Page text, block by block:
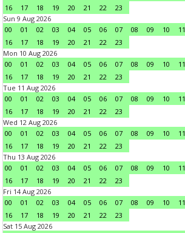
16
17 18 19 20 21 22
23
Sun 9 Aug 2026
00
01 02 03 04 05 06 07 08 09 10 11
16
17 18 19 20 21 22
23
Mon 10 Aug 2026
00
01 02 03 04 05 06 07 08 09 10 11
16
17 18 19 20 21 22
23
Tue 11 Aug 2026
00
01 02 03 04 05 06 07 08 09 10 11
16
17 18 19 20 21 22
23
Wed 12 Aug 2026
00
01 02 03 04 05 06 07 08 09 10 11
16
17 18 19 20 21 22
23
Thu 13 Aug 2026
00
01 02 03 04 05 06 07 08 09 10 11
16
17 18 19 20 21 22
23
Fri 14 Aug 2026
00
01 02 03 04 05 06 07 08 09 10 11
16
17 18 19 20 21 22
23
Sat 15 Aug 2026